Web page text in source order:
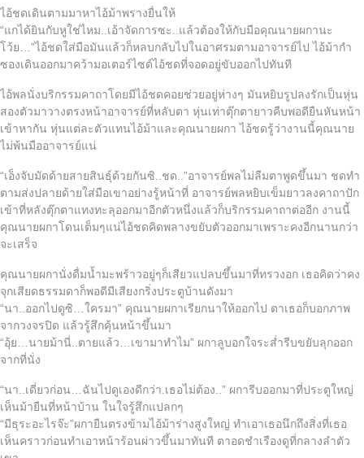
ไอ้ชดเดินตามมาหาไอ้ม้าพรางยื่นให้
“แกได้ยินกับหูใช่ไหม..เอ้าจัดการซะ..แล้วต้องให้กับมือคุณนายผกานะ
โว้ย…”ไอ้ชดใส่มือมันแล้วก็หลบกลับไปในอาศรมตามอาจารย์ไป ไอ้ม้ากำ
ซองเดินออกมาคว้ามอเตอร์ไซด์ไอ้ชดที่จอดอยู่ขับออกไปทันที
ไอ้พลนั่งบริกรรมคาถาโดยมีไอ้ชดคอยช่วยอยู่ห่างๆ มันหยิบรูปลงรักเป็นหุ่น
สองตัวมาวางตรงหน้าอาจารย์ที่หลับตา หุ่นเท่าตุ๊กตายาวคืบพอดียืนหันหน้า
เข้าหากัน หุ่นแต่ละตัวแทนไอ้ม้าและคุณนายผกา ไอ้ชดรู้ว่างานนี้คุณนาย
ไม่พ้นมืออาจารย์แน่
“เอ็งจับมัดด้ายสายสินธุ์ด้วยกันซิ..ชด..”อาจารย์พลไม่ลืมตาพูดขึ้นมา ชดทำ
ตามส่งปลายด้ายใส่มือเขาอย่างรู้หน้าที่ อาจารย์พลหยิบเข็มยาวลงคาถาปัก
เข้าที่หลังตุ๊กตาแทงทะลุออกมาอีกตัวหนึ่งแล้วก็บริกรรมคาถาต่ออีก งานนี้
คุณนายผกาโดนเต็มๆแน่ไอ้ชดคิดพลางขยับตัวออกมาเพราะคงอีกนานกว่า
จะเสร็จ
คุณนายผกานั่งดื่มน้ำมะพร้าวอยู่ๆก็เสียวแปลบขึ้นมาที่ทรวงอก เธอคิดว่าคง
จุกเสียดธรรมดาก็พอดีมีเสียงกริ่งประตูบ้านดังมา
“นา..ออกไปดูซิ…ใครมา” คุณนายผกาเรียกนาให้ออกไป ตาเธอก็บอกภาพ
จากวงจรปิด แล้วรู้สึกคุ้นหน้าขึ้นมา
“อุ้ย…นายม้านี่..ตายแล้ว…เขามาทำไม” ผกาลูบอกใจระส่ำรีบขยับลุกออก
จากที่นั่ง
“นา..เดี่ยวก่อน…ฉันไปดูเองดีกว่า.เธอไม่ต้อง..” ผการีบออกมาที่ประตูใหญ่
เห็นม้ายืนที่หน้าบ้าน ในใจรู้สึกแปลกๆ
“มีธุระอะไรจ๊ะ”ผกายืนตรงข้ามไอ้ม้าร่างสูงใหญ่ ทำเอาเธอนึกถึงสิ่งที่เธอ
เห็นคราวก่อนทำเอาหน้าร้อนผ่าวขึ้นมาทันที ตาอดชำเรืองดูที่กลางลำตัว